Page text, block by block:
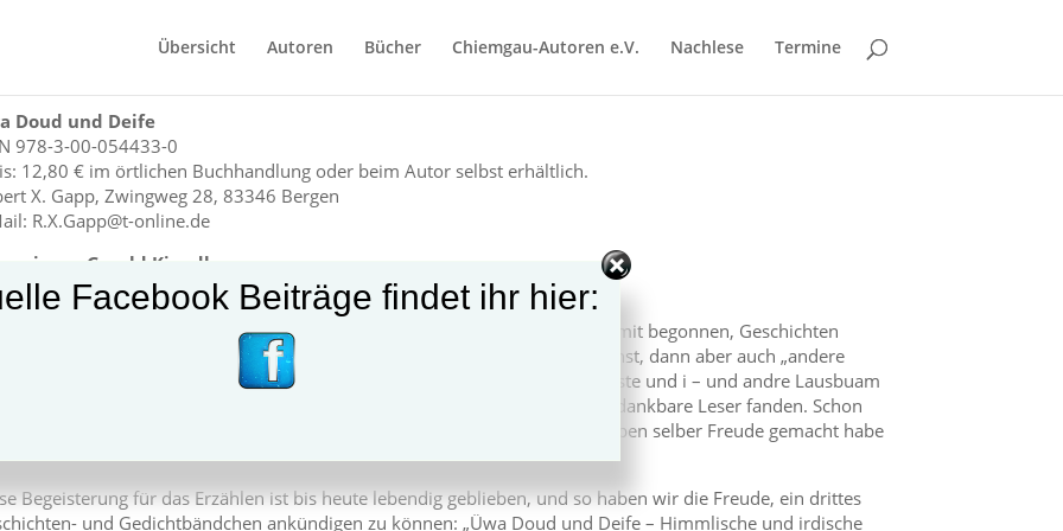
Übersicht Autoren Bücher Chiemgau-Autoren e.V. Nachlese Termine
Doud und Deife
978-3-00-054433-0
12,80 € im örtlichen Buchhandlung oder beim Autor selbst erhältlich.
X. Gapp, Zwingweg 28, 83346 Bergen
R.X.Gapp@t-online.de
v. Gerold Kiendl
Buch vom Bergener Gschichtlschreiber Robert Xaver Gapp
nach seiner Pensionierung hat der Gymnasiallehrer Robert Xaver Gapp damit begonnen, Geschichten
Geschichten aus seiner Bergener Kinder- und Jugendzeit zunächst, dann aber auch „andere
und Begebenheiten“, wie er es nennt. So erschienen 2011 „Da Gagste und i – und andre Lausbuam
Lausdirndl“ und 2013 „Do waar no ebbs …“, zwei Bändchen, die bald viele dankbare Leser fanden. Schon
Vorwort zum ersten der beiden Bändchen sagt R. Gapp, dass ihm das Schreiben selber Freude gemacht habe
das spürt man auch deutlich beim Lesen.
Begeisterung für das Erzählen ist bis heute lebendig geblieben, und so haben wir die Freude, ein drittes
und Gedichtbändchen ankündigen zu können: „Üwa Doud und Deife – Himmlische und irdische
Facebook Beiträge findet ihr hier: